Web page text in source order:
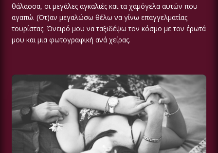
θάλασσα, οι μεγάλες αγκαλιές και τα χαμόγελα αυτών που
αγαπώ. (Ότ)αν μεγαλώσω θέλω να γίνω επαγγελματίας
τουρίστας. Όνειρό μου να ταξιδέψω τον κόσμο με τον έρωτά
μου και μια φωτογραφική ανά χείρας.